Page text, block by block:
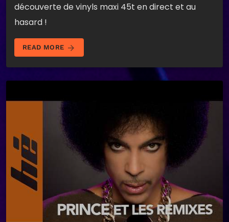
découverte de vinyls maxi 45t en direct et au
hasard !
READ MORE arrow_forward